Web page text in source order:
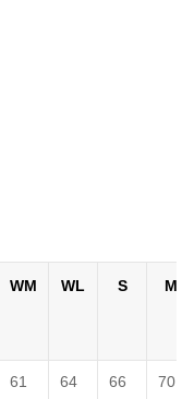
WM WL S M
61 64 66 70